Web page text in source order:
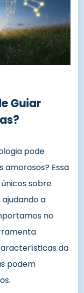
Guiar
pode
amorosos? Essa
sobre
a
no
da
podem